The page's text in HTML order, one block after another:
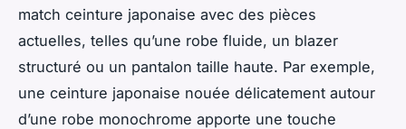
match ceinture japonaise avec des pièces
actuelles, telles qu’une robe fluide, un blazer
structuré ou un pantalon taille haute. Par exemple,
une ceinture japonaise nouée délicatement autour
d’une robe monochrome apporte une touche